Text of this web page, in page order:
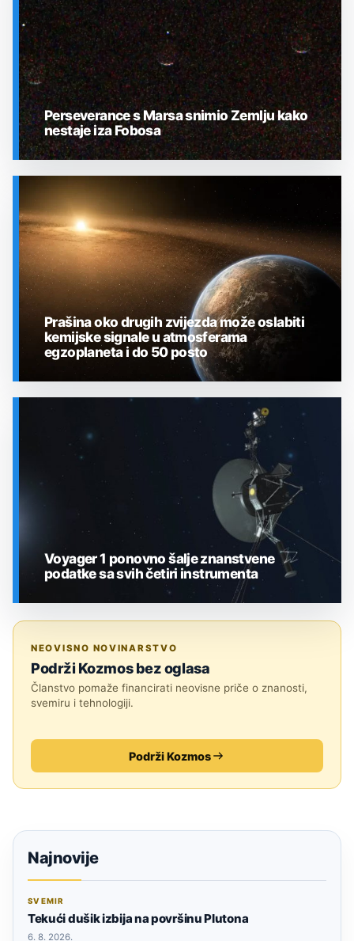
SVEMIR
Perseverance s Marsa snimio Zemlju kako
nestaje iza Fobosa
Prašina oko drugih zvijezda može oslabiti
kemijske signale u atmosferama
egzoplaneta i do 50 posto
Voyager 1 ponovno šalje znanstvene
podatke sa svih četiri instrumenta
NEOVISNO NOVINARSTVO
Podrži Kozmos bez oglasa
Članstvo pomaže financirati neovisne priče o znanosti,
svemiru i tehnologiji.
Podrži Kozmos
Najnovije
SVEMIR
Tekući dušik izbija na površinu Plutona
6. 8. 2026.